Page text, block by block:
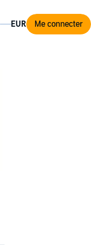
Me connecter